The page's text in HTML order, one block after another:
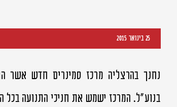
25 בינואר 2015
נחנך בהרצליה מרכז סמינרים חדש
בנוע"ל. המרכז ישמש את חניכי התנועה בכל הארץ